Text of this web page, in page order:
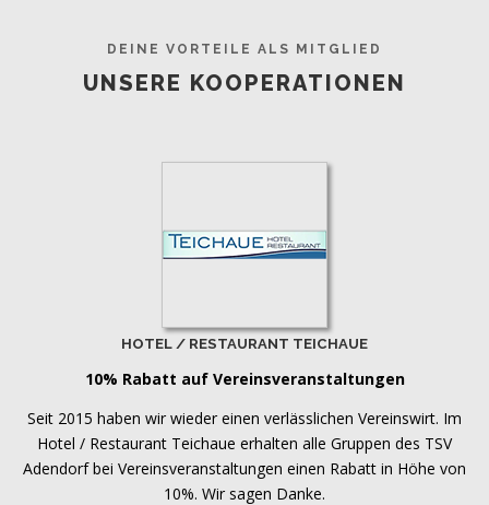
DEINE VORTEILE ALS MITGLIED
UNSERE KOOPERATIONEN
HOTEL / RESTAURANT TEICHAUE
10% Rabatt auf Vereinsveranstaltungen
Seit 2015 haben wir wieder einen verlässlichen Vereinswirt. Im
Hotel / Restaurant Teichaue erhalten alle Gruppen des TSV
Adendorf bei Vereinsveranstaltungen einen Rabatt in Höhe von
10%. Wir sagen Danke.